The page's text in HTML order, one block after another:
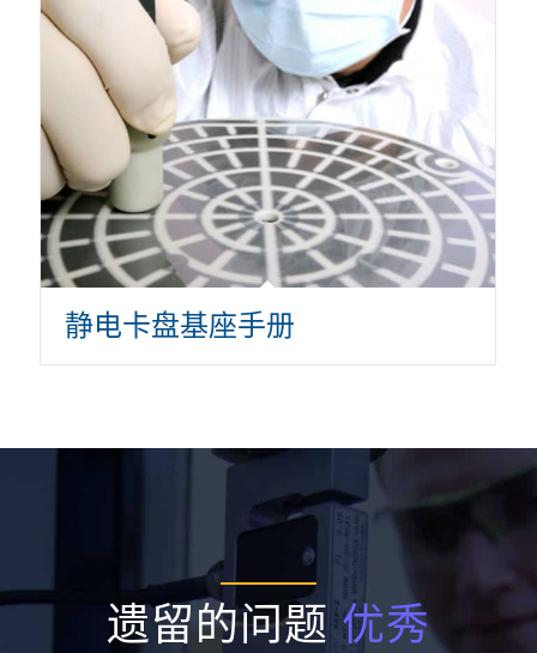
静电卡盘基座手册
遗留的问题优秀